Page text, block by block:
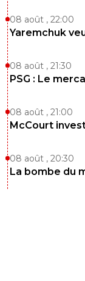
08 août , 22:00
Yaremchuk
08 août , 21:30
PSG : Le
08 août , 21:00
McCourt
08 août , 20:30
La bombe du